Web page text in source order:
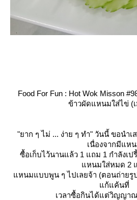
Food For Fun : Hot Wok Misson
ข้าวผัดแหนมใส่ไข่ (
"ยาก ๆ ไม่ ... ง่าย ๆ ทำ" วันนี้ ขอนำเ
เนื่องจากมีแห
ซื้อเก็บไว้นานแล้ว 1 แถม 1 กำลังเ
หนมใส่หมด 2
หนมแบบพูน ๆ ไปเลยจ้า (ตอนถ่ายรู
ก้แค้นที่
เวลาซื้อกินได้แต่วิญญา